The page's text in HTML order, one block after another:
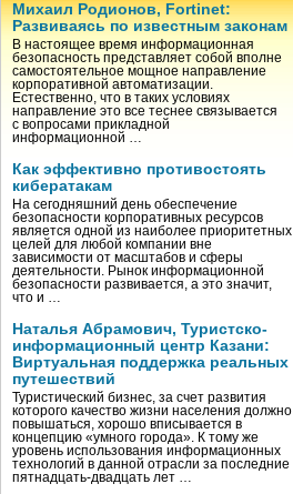
Михаил Родионов, Fortinet:
Развиваясь по известным законам
В настоящее время информационная
безопасность представляет собой вполне
самостоятельное мощное направление
корпоративной автоматизации.
Естественно, что в таких условиях
направление это все теснее связывается
с вопросами прикладной
информационной …
Как эффективно противостоять
кибератакам
На сегодняшний день обеспечение
безопасности корпоративных ресурсов
является одной из наиболее приоритетных
целей для любой компании вне
зависимости от масштабов и сферы
деятельности. Рынок информационной
безопасности развивается, а это значит,
что и …
Наталья Абрамович, Туристско-
информационный центр Казани:
Виртуальная поддержка реальных
путешествий
Туристический бизнес, за счет развития
которого качество жизни населения должно
повышаться, хорошо вписывается в
концепцию «умного города». К тому же
уровень использования информационных
технологий в данной отрасли за последние
пятнадцать-двадцать лет …